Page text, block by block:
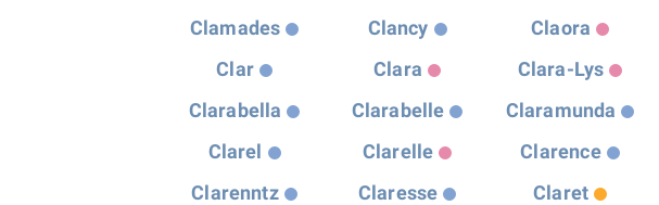
Clamades
Clancy Claora
Clar
Clara Clara-Lys
Clarabella
Clarabelle Claramunda
Clarel
Clarelle Clarence
Clarenntz
Claresse Claret